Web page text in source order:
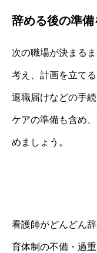
辞める後の準
次の職場が決まる
考え、計画を立て
退職届けなどの手
ケアの準備も含め
めましょう。
看護師がどんどん
育体制の不備・過